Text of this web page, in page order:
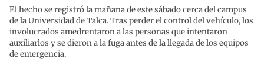
El hecho se registró la mañana de este sábado cerca del campus
de la Universidad de Talca. Tras perder el control del vehículo, los
involucrados amedrentaron a las personas que intentaron
auxiliarlos y se dieron a la fuga antes de la llegada de los equipos
de emergencia.